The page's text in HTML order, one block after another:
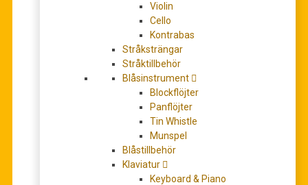
Violin
Cello
Kontrabas
Stråksträngar
Stråktillbehör
Blåsinstrument
Blockflöjter
Panflöjter
Tin Whistle
Munspel
Blåstillbehör
Klaviatur
Keyboard & Piano
Leveranstid 1-3 vardagar om boken finns i lager
Beställningsvara, leveranstid mellan 1-2 veckor
LÄGG TILL I VARUKORG